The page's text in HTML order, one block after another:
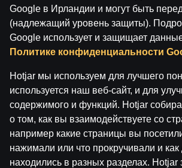
Внимание! Азартные игры
зависимость!
Играть разрешено только с 18 лет.
играй
Google в Ирландии и могут быть
(надлежащий уровень защиты).
Google использует и защищает
Политике конфиденциальности
Hotjar мы используем для лучшего
используется наш веб-сайт, и для
содержимого и функций. Hotjar
о том, как вы взаимодействуете со
например какие страницы вы
нажимали или что прокручивали и как
находились в разных разделах. Hotjar